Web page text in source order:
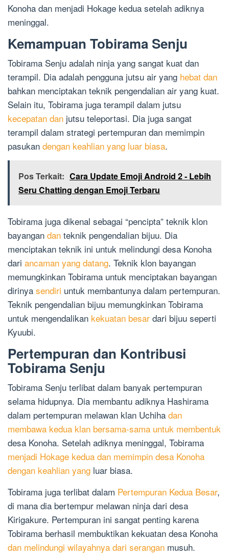
Konoha dan menjadi Hokage kedua setelah adiknya
meninggal.
Kemampuan Tobirama Senju
Tobirama Senju adalah ninja yang sangat kuat dan
terampil. Dia adalah pengguna jutsu air yang hebat dan
bahkan menciptakan teknik pengendalian air yang kuat.
Selain itu, Tobirama juga terampil dalam jutsu
kecepatan dan jutsu teleportasi. Dia juga sangat
terampil dalam strategi pertempuran dan memimpin
pasukan dengan keahlian yang luar biasa.
Pos Terkait: Cara Update Emoji Android 2 - Lebih
Seru Chatting dengan Emoji Terbaru
Tobirama juga dikenal sebagai “pencipta” teknik klon
bayangan dan teknik pengendalian bijuu. Dia
menciptakan teknik ini untuk melindungi desa Konoha
dari ancaman yang datang. Teknik klon bayangan
memungkinkan Tobirama untuk menciptakan bayangan
dirinya sendiri untuk membantunya dalam pertempuran.
Teknik pengendalian bijuu memungkinkan Tobirama
untuk mengendalikan kekuatan besar dari bijuu seperti
Kyuubi.
Pertempuran dan Kontribusi
Tobirama Senju
Tobirama Senju terlibat dalam banyak pertempuran
selama hidupnya. Dia membantu adiknya Hashirama
dalam pertempuran melawan klan Uchiha dan
membawa kedua klan bersama-sama untuk membentuk
desa Konoha. Setelah adiknya meninggal, Tobirama
menjadi Hokage kedua dan memimpin desa Konoha
dengan keahlian yang luar biasa.
Tobirama juga terlibat dalam Pertempuran Kedua Besar,
di mana dia bertempur melawan ninja dari desa
Kirigakure. Pertempuran ini sangat penting karena
Tobirama berhasil membuktikan kekuatan desa Konoha
dan melindungi wilayahnya dari serangan musuh.